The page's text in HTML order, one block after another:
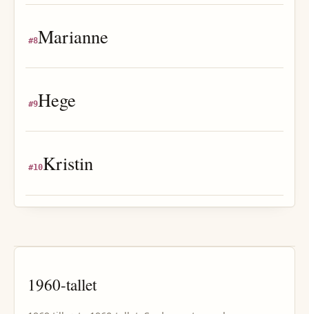
#8Marianne
#9Hege
#10Kristin
1960-tallet